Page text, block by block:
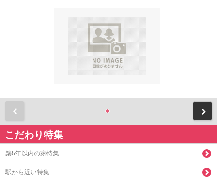
こだわり特集
築5年以内の家特集
駅から近い特集